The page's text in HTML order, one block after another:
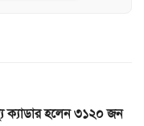
ক্যাডার হলেন ৩১২০ জন